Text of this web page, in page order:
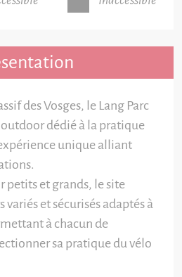
des Vosges, le Lang Parc
dédié à la pratique
unique alliant
petits et grands, le site
variés et sécurisés adaptés à
à chacun de
sa pratique du vélo